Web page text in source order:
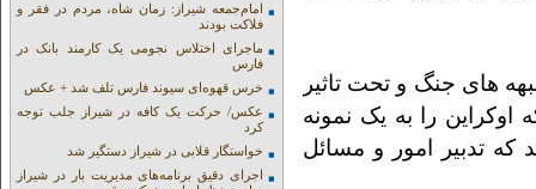
های جنگ و تحت تاثیر
را به یک نمونه
تدبیر امور و مسائل
امام‌جمعه شیراز: زمان شاه، مردم در فقر و
فلاکت بودند
ماجرای اختلاس نجومی یک کارمند بانک در
فارس
خرس قهوه‌ای سیوند فارس تلف شد + عکس
عکس/ حرکت یک کافه در شیراز جلب توجه
کرد
خواستگار قلابی در شیراز دستگیر شد
اجرای دقیق برنامه‌های مدیریت بار در شیراز